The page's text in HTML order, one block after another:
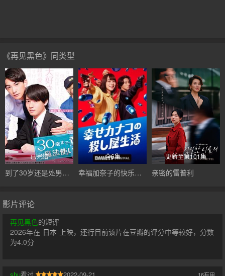
《再见黑色》同类型
已完结
到了30岁还是处男，似乎会变成魔法师
全6集
幸福加奈子的快乐杀手生活
更新至第101集
亲密的雷普利
影片评论
再见黑色的短评
2026年在 日本 上映，还行目前该片在豆瓣的评分中等较好，分数
为4.0分